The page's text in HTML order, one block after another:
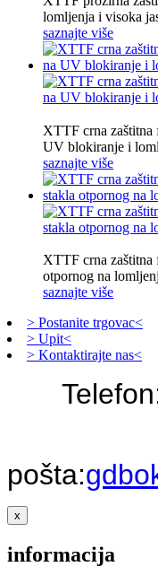
lomljenja i visoka
saznajte više
XTTF crna zaštitna
UV blokiranje i
saznajte više
XTTF crna zaštitna
otpornog na
saznajte više
> Postanite trgovac<
> Upit<
> Kontaktirajte nas<
pošta:
x
informacija